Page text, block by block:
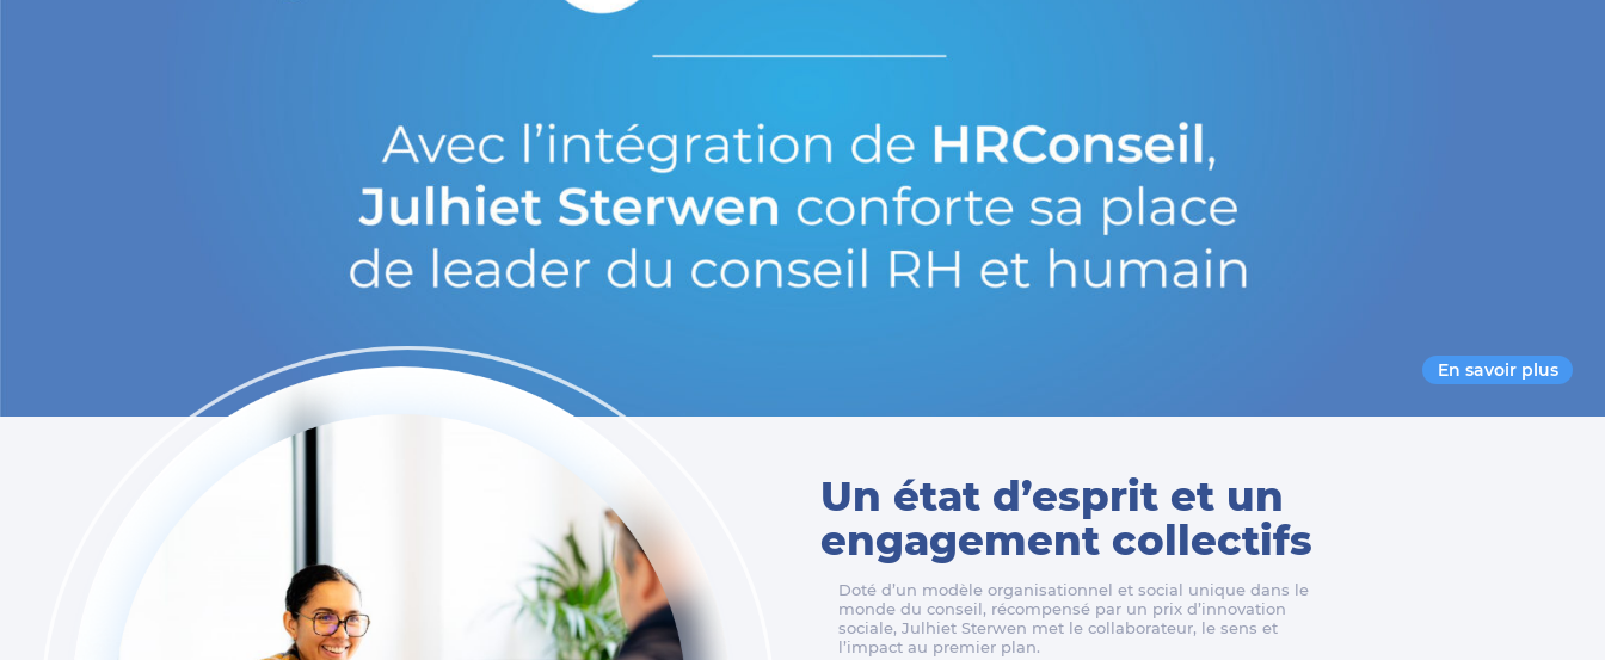
En savoir plus
Un état d’esprit et un
engagement collectifs
Doté d’un modèle organisationnel et social unique dans le
monde du conseil, récompensé par un prix d’innovation
sociale, Julhiet Sterwen met le collaborateur, le sens et
l’impact au premier plan.